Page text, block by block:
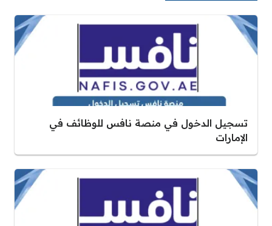
تسجيل الدخول في منصة نافس للوظائف في
الإمارات